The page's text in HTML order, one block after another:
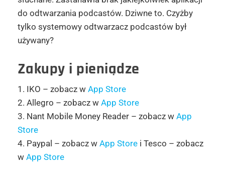
do odtwarzania podcastów. Dziwne to. Czyżby
tylko systemowy odtwarzacz podcastów był
używany?
Zakupy i pieniądze
1. IKO – zobacz w App Store
2. Allegro – zobacz w App Store
3. Nant Mobile Money Reader – zobacz w App
Store
4. Paypal – zobacz w App Storei Tesco – zobacz
w App Store